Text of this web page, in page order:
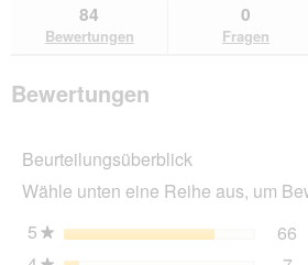
Prescription
Diet
Canine
und
Gemüse
84
Bewertungen
0
Fragen
Bewertungen
Beurteilungsüberblick
Wähle unten eine Reihe aus, um
5★ Sterne 66